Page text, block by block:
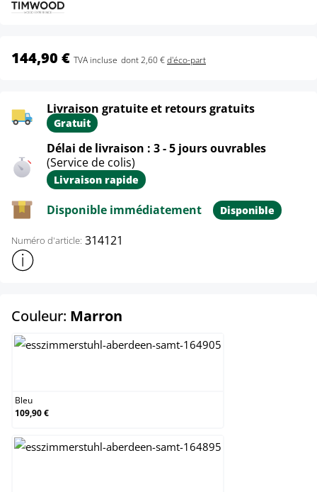
144,90 € TVA incluse dont 2,60 €d'éco-part
Livraison gratuite et retours gratuits
Gratuit
Délai de livraison : 3 - 5 jours ouvrables
(Service de colis)
Livraison rapide
Disponible immédiatement Disponible
Numéro d'article: 314121
Afficher plus d'informations sur le produit
Couleur: Marron
Bleu
109,90 €